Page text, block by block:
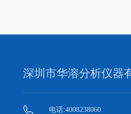
深圳市华溶分析仪器
电话:4008238060